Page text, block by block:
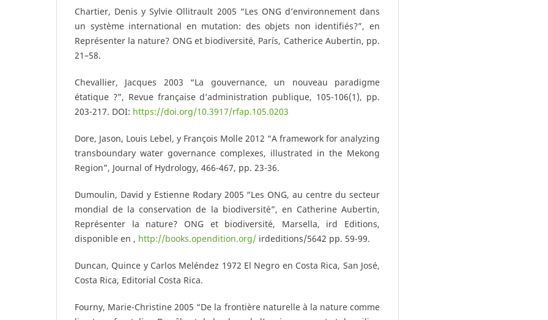
Chartier, Denis y Sylvie Ollitrault 2005 “Les ONG d’environnement dans
un système international en mutation: des objets non identifiés?”, en
Représenter la nature? ONG et biodiversité, París, Catherice Aubertin, pp.
21–58.
Chevallier, Jacques 2003 “La gouvernance, un nouveau paradigme
étatique ?”, Revue française d’administration publique, 105-106(1), pp.
203-217. DOI: https://doi.org/10.3917/rfap.105.0203
Dore, Jason, Louis Lebel, y François Molle 2012 “A framework for analyzing
transboundary water governance complexes, illustrated in the Mekong
Region”, Journal of Hydrology, 466-467, pp. 23-36.
Dumoulin, David y Estienne Rodary 2005 “Les ONG, au centre du secteur
mondial de la conservation de la biodiversité”, en Catherine Aubertin,
Représenter la nature? ONG et biodiversité, Marsella, ird Editions,
disponible en , http://books.opendition.org/ irdeditions/5642 pp. 59-99.
Duncan, Quince y Carlos Meléndez 1972 El Negro en Costa Rica, San José,
Costa Rica, Editorial Costa Rica.
Fourny, Marie-Christine 2005 “De la frontière naturelle à la nature comme